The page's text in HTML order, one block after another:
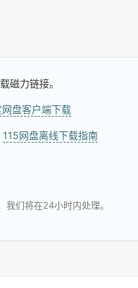
磁力链接。
网盘客户端下载
115网盘离线下载指南
我们将在24小时内处理。